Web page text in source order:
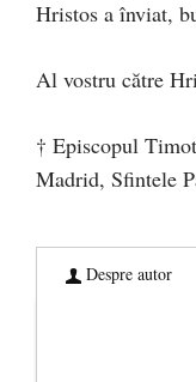
Hristos a înviat,
Al vostru către
† Episcopul
Madrid, Sfintele
Despre autor